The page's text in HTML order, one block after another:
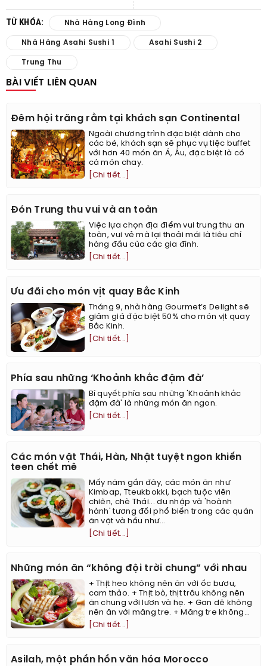
TỪ KHÓA: Nhà Hàng Long Đình
Nhà Hàng Asahi Sushi 1 Asahi Sushi 2
Trung Thu
BÀI VIẾT LIÊN QUAN
Đêm hội trăng rằm tại khách sạn Continental
Ngoài chương trình đặc biệt dành cho
các bé, khách sạn sẽ phục vụ tiệc buffet
với hơn 40 món ăn Á, Âu, đặc biệt là có
cả món chay.
[Chi tiết...]
Đón Trung thu vui và an toàn
Việc lựa chọn địa điểm vui trung thu an
toàn, vui vẻ mà lại thoải mái là tiêu chí
hàng đầu của các gia đình.
[Chi tiết...]
Ưu đãi cho món vịt quay Bắc Kinh
Tháng 9, nhà hàng Gourmet’s Delight sẽ
giảm giá đặc biệt 50% cho món vịt quay
Bắc Kinh.
[Chi tiết...]
Phía sau những ‘Khoảnh khắc đậm đà’
Bí quyết phía sau những 'Khoảnh khắc
đậm đà' là những món ăn ngon.
[Chi tiết...]
Các món vặt Thái, Hàn, Nhật tuyệt ngon khiến
teen chết mê
Mấy năm gần đây, các món ăn như
Kimbap, Tteukbokki, bạch tuộc viên
chiên, chè Thái... du nhập và 'hoành
hành' tương đối phổ biến trong các quán
ăn vặt và hầu như...
[Chi tiết...]
Những món ăn “không đội trời chung” với nhau
+ Thịt heo không nên ăn với ốc bươu,
cam thảo. + Thịt bò, thịt trâu không nên
ăn chung với lươn và hẹ. + Gan dê không
nên ăn với măng tre. + Măng tre không...
[Chi tiết...]
Asilah, một phần hồn văn hóa Morocco